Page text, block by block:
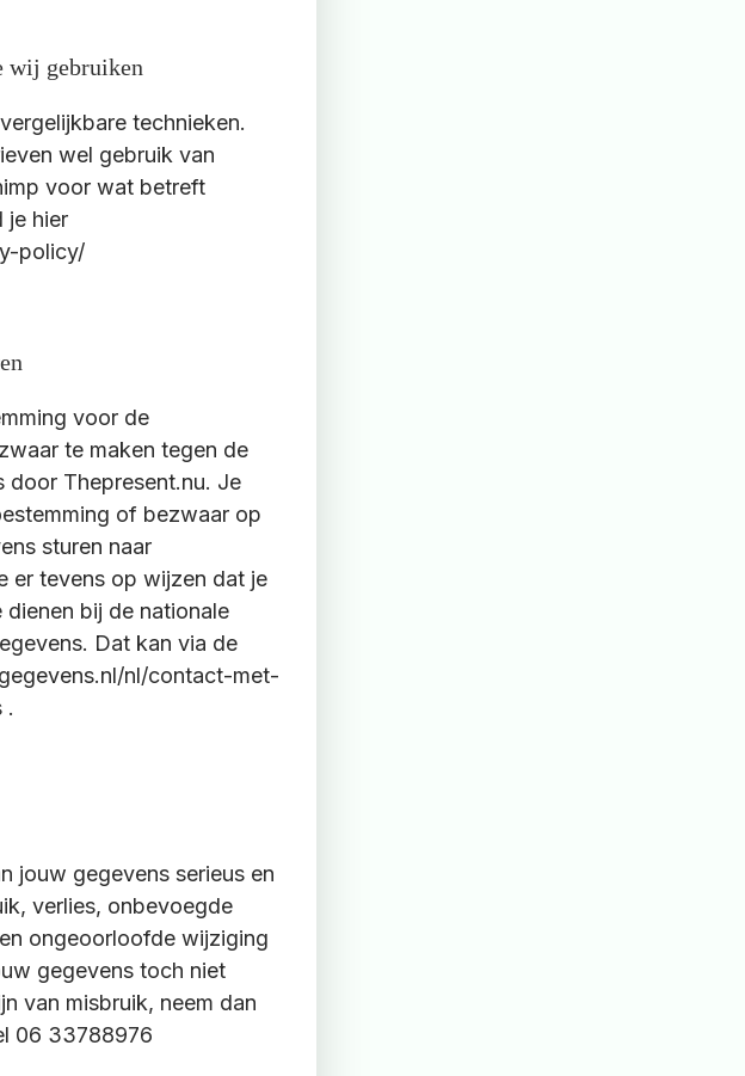
wij gebruiken
technieken.
wel gebruik van
voor wat betreft
je hier
policy/
voor de
te maken tegen de
door Thepresent.nu. Je
of bezwaar op
sturen naar
er tevens op wijzen dat je
bij de nationale
Dat kan via de
nl/contact-met-
.
jouw gegevens serieus en
verlies, onbevoegde
ongeoorloofde wijziging
gegevens toch niet
van misbruik, neem dan
06 33788976